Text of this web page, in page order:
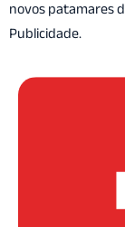
novos patamares
Publicidade.